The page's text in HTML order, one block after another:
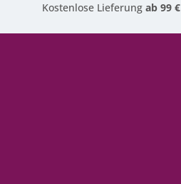
Kostenlose Lieferungab 99 €